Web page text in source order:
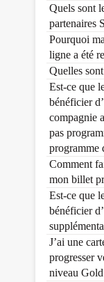
Quels sont
partenaires
Pourquoi
ligne a été
Quelles
Est-ce que
bénéficier
compagnie
pas
programme
Comment
mon billet
Est-ce que
bénéficier
J’ai une
progresser
niveau